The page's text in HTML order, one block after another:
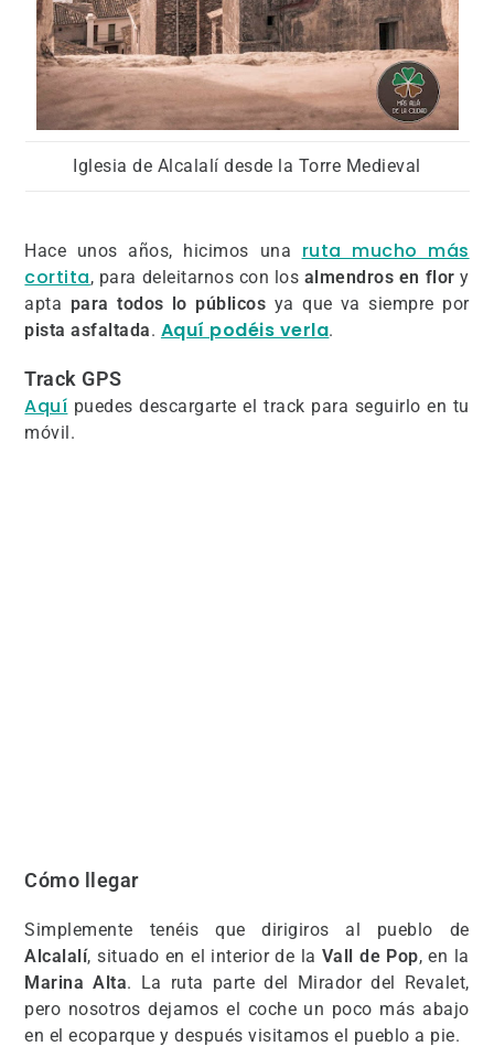
Iglesia de Alcalalí desde la Torre Medieval
Hace unos años, hicimos una ruta mucho más
cortita, para deleitarnos con los almendros en flor y
apta para todos lo públicos ya que va siempre por
pista asfaltada. Aquí podéis verla.
Track GPS
Aquí puedes descargarte el track para seguirlo en tu
móvil.
Cómo llegar
Simplemente tenéis que dirigiros al pueblo de
Alcalalí, situado en el interior de la Vall de Pop, en la
Marina Alta. La ruta parte del Mirador del Revalet,
pero nosotros dejamos el coche un poco más abajo
en el ecoparque y después visitamos el pueblo a pie.